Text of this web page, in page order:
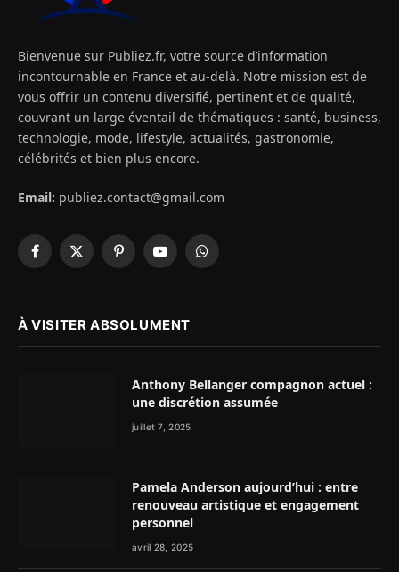
Bienvenue sur Publiez.fr, votre source d’information
incontournable en France et au-delà. Notre mission est de
vous offrir un contenu diversifié, pertinent et de qualité,
couvrant un large éventail de thématiques : santé, business,
technologie, mode, lifestyle, actualités, gastronomie,
célébrités et bien plus encore.
Email: publiez.contact@gmail.com
Facebook
X
PinterestYouTubeWhatsApp
À VISITER ABSOLUMENT
Anthony Bellanger compagnon actuel :
une discrétion assumée
juillet 7, 2025
Pamela Anderson aujourd’hui : entre
renouveau artistique et engagement
personnel
avril 28, 2025